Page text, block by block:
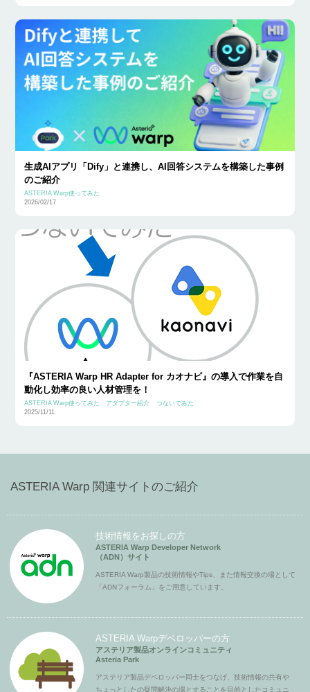
生成AIアプリ「Dify」と連携し、AI回答システムを構築した事例
のご紹介
ASTERIA Warp使ってみた
2026/02/17
『ASTERIA Warp HR Adapter for カオナビ』の導入で作業を自
動化し効率の良い人材管理を！
ASTERIA Warp使ってみた アダプター紹介
つないでみた
2025/11/11
ASTERIA Warp 関連サイトのご紹介
技術情報をお探しの方
ASTERIA Warp Developer Network
（ADN）サイト
ASTERIA Warp製品の技術情報やTips、また情報交換の場として
「ADNフォーラム」をご用意しています。
ASTERIA Warpデベロッパーの方
アステリア製品オンラインコミュニティ
Asteria Park
アステリア製品デベロッパー同士をつなげ、技術情報の共有や
ちょっとしたの疑問解決の場とすることを目的としたコミュニ